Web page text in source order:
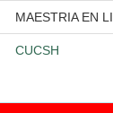
MAESTRIA EN
CUCSH